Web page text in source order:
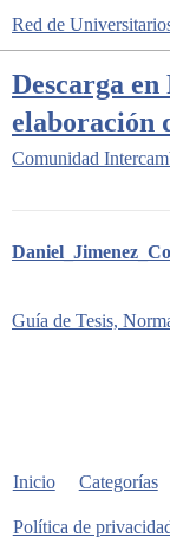
Red de
Descarga
elaboración
Comunidad
Guía de Tesis,
Inicio Categorías
Política de